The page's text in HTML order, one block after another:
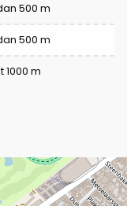
500 m
500 m
1000 m